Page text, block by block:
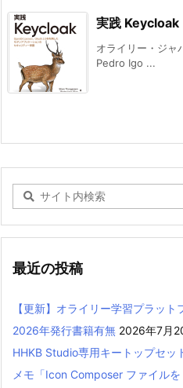
実践 Keycloak
オライリー・ジャ
Pedro Igo ...
最近の投稿
【更新】オライリー学習プラッ
2026年発行書籍有無 2026年7月
HHKB Studio専用キートップセッ
メモ「Icon Composer ファイル